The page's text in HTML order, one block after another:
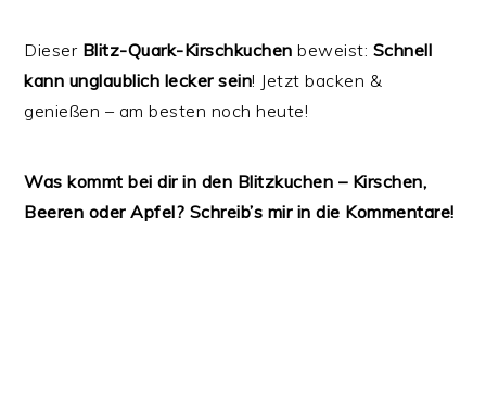
Dieser Blitz-Quark-Kirschkuchen beweist: Schnell
kann unglaublich lecker sein! Jetzt backen &
genießen – am besten noch heute!
Was kommt bei dir in den Blitzkuchen – Kirschen,
Beeren oder Apfel? Schreib’s mir in die Kommentare! ️